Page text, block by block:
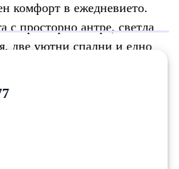
комфорт в ежедневието.
с просторно антре, светла
две уютни спални и едно
за хора, които